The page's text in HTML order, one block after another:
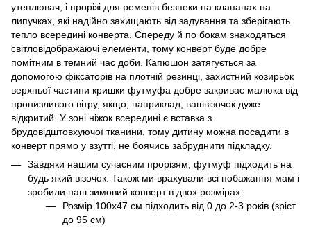
утеплювач, і прорізі для ременів безпеки на клапанах на
липучках, які надійно захищають від задування та зберігають
тепло всередині конверта. Спереду й по бокам знаходяться
світловідображаючі елементи, тому конверт буде добре
помітним в темний час доби. Капюшон затягується за
допомогою фіксаторів на плотній резинці, захистний козирьок
верхньої частини кришки футмуфа добре закриває малюка від
пронизливого вітру, якщо, наприклад, вашвізочок дуже
відкритий. У зоні ніжок всередині є вставка з
брудовідштовхуючої тканини, тому дитину можна посадити в
конверт прямо у взутті, не боячись забруднити підкладку.
Завдяки нашим сучасним прорізям, футмуф підходить на
будь який візочок. Також ми врахували всі побажання мам і
зробили наш зимовий конверт в двох розмірах:
Розмір 100х47 см підходить від 0 до 2-3 років (зріст
до 95 см)